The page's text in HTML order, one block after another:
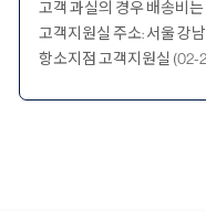
고객 과실의 경우 배송비
고객지원실 주소: 서울 강
항소지점 고객지원실 (02-